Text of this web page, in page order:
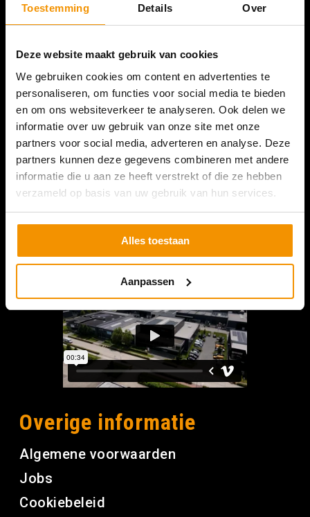
Toestemming Details Over
Deze website maakt gebruik van cookies
We gebruiken cookies om content en advertenties te
personaliseren, om functies voor social media te bieden
en om ons websiteverkeer te analyseren. Ook delen we
informatie over uw gebruik van onze site met onze
partners voor social media, adverteren en analyse. Deze
partners kunnen deze gegevens combineren met andere
informatie die u aan ze heeft verstrekt of die ze hebben
verzameld op basis van uw gebruik van hun services.
Alles toestaan
Aanpassen
E Email info@surveyour.eu
Navigatie
GPS Meetapparatuur
GPS Machinebesturing
Referenties
Service & Support
Uitbreiden van je set
Nieuws
Overige informatie
Algemene voorwaarden
Jobs
Cookiebeleid